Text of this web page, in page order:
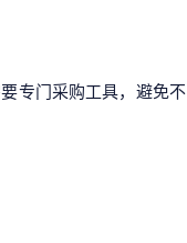
专门采购工具，避免不